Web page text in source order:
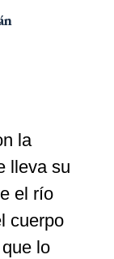
la
lleva su
el río
cuerpo
lo